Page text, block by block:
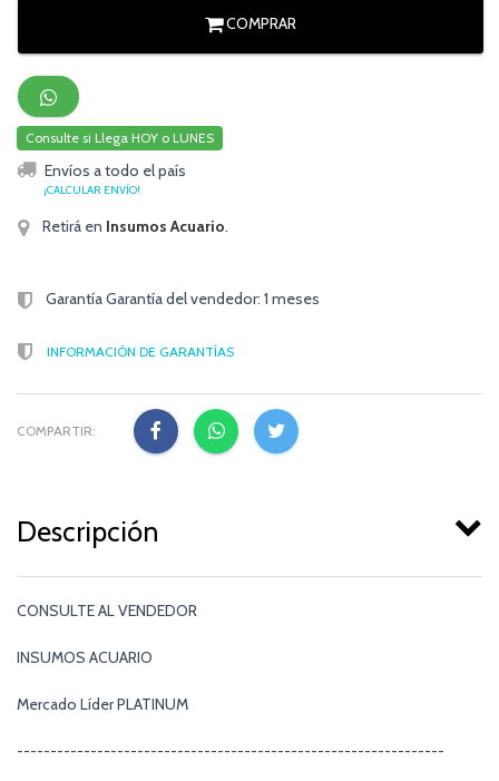
COMPRAR
Consulte si Llega HOY o LUNES
Envíos a todo el país
¡CALCULAR ENVÍO!
Retirá en Insumos Acuario.
Garantía Garantía del vendedor: 1 meses
INFORMACIÓN DE GARANTÍAS
COMPARTIR:
Descripción
CONSULTE AL VENDEDOR
INSUMOS ACUARIO
Mercado Líder PLATINUM
----------------------------------------------------------------